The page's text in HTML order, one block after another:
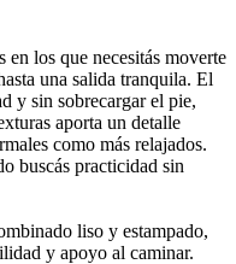
los que necesitás moverte
una salida tranquila. El
y sin sobrecargar el pie,
aporta un detalle
como más relajados.
buscás practicidad sin
liso y estampado,
y apoyo al caminar.